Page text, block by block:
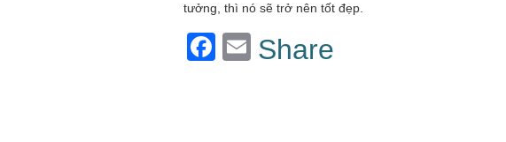
tưởng, thì nó sẽ trở nên tốt đẹp.
Facebook
Email
Share